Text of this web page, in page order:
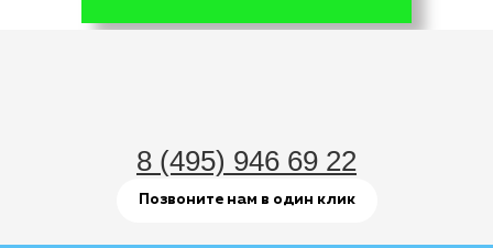
8 (495) 946 69 22
Позвоните нам в один клик